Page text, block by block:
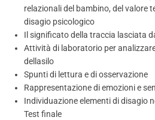
relazionali del bambino, del valore
disagio psicologico
Il significato della traccia lasciata
Attività di laboratorio per
dellasilo
Spunti di lettura e di osservazione
Rappresentazione di emozioni e
Individuazione elementi di disagio
Test finale